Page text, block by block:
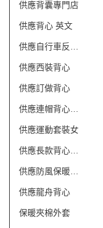
供應背囊專門店
供應背心 英文
供應西裝背心
供應訂做背心
供應運動套裝女
供應龍舟背心
保暖夾棉外套